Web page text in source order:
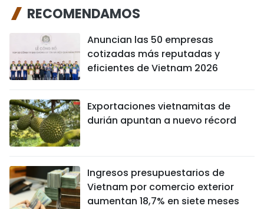
RECOMENDAMOS
Anuncian las 50 empresas
cotizadas más reputadas y
eficientes de Vietnam 2026
Exportaciones vietnamitas de
durián apuntan a nuevo récord
Ingresos presupuestarios de
Vietnam por comercio exterior
aumentan 18,7% en siete meses